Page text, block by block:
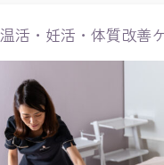
温活・妊活・体質改善